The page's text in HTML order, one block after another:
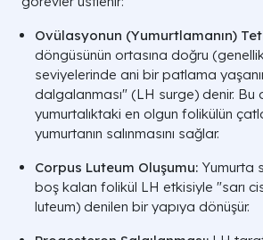
Ovülasyonun (Yumurtlamanın)
döngüsünün ortasına doğru
seviyelerinde ani bir patlama
dalgalanması" (LH surge) denir. Bu
yumurtalıktaki en olgun folikülün
yumurtanın salınmasını sağlar.
Corpus Luteum Oluşumu: Yumurta
boş kalan folikül LH etkisiyle "sarı
luteum) denilen bir yapıya dönüşür.